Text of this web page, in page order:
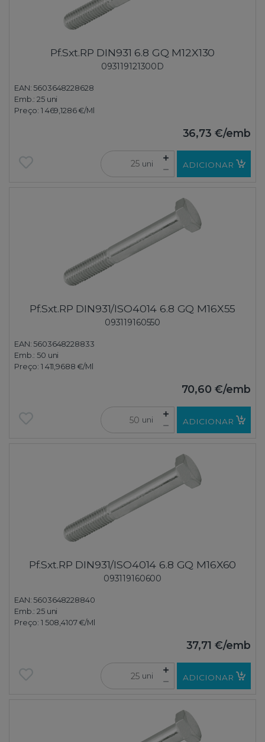
Pf.Sxt.RP DIN931 6.8 GQ M12X130
093119121300D
EAN: 5603648228628
Emb.:25 uni
Preço: 1 469,1286 €/Ml
36,73 €/emb
uni ADICIONAR
Pf.Sxt.RP DIN931/ISO4014 6.8 GQ M16X55
093119160550
EAN: 5603648228833
Emb.:50 uni
Preço: 1 411,9688 €/Ml
70,60 €/emb
uni ADICIONAR
Pf.Sxt.RP DIN931/ISO4014 6.8 GQ M16X60
093119160600
EAN: 5603648228840
Emb.:25 uni
Preço: 1 508,4107 €/Ml
37,71 €/emb
uni ADICIONAR